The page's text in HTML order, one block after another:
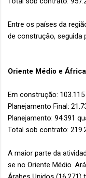
Entre os países da
de construção, seguida
Oriente Médio e África
Em construção:
Planejamento Final:
Planejamento: 94.391
Total sob contrato:
A maior parte da
se no Oriente Médio.